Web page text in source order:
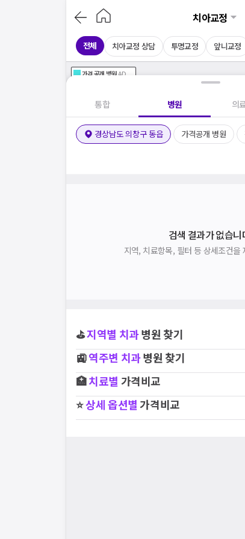
치아교정
전체 치아교정 상담 투명교정 앞니교정
가격공개 병원AD
통합 병원 의
경상남도 의창구 동읍 가격공개 병원
검색 결과가 없습니
지역, 치료항목, 필터 등 상세조건을
⛳지역별 치과병원 찾기
🚉역주변 치과병원 찾기
🏥치료별 가격비교
⭐상세 옵션별가격비교